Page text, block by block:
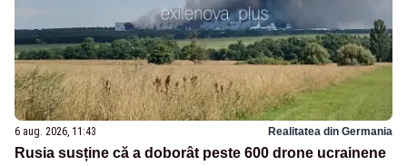
6 aug. 2026, 11:43 Realitatea din Germania
Rusia susține că a doborât peste 600 drone ucrainene